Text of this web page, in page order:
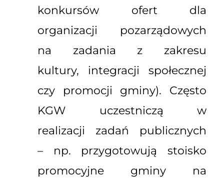
konkursów ofert dla
organizacji pozarządowych
na zadania z zakresu
kultury, integracji społecznej
czy promocji gminy). Często
KGW uczestniczą w
realizacji zadań publicznych
– np. przygotowują stoisko
promocyjne gminy na